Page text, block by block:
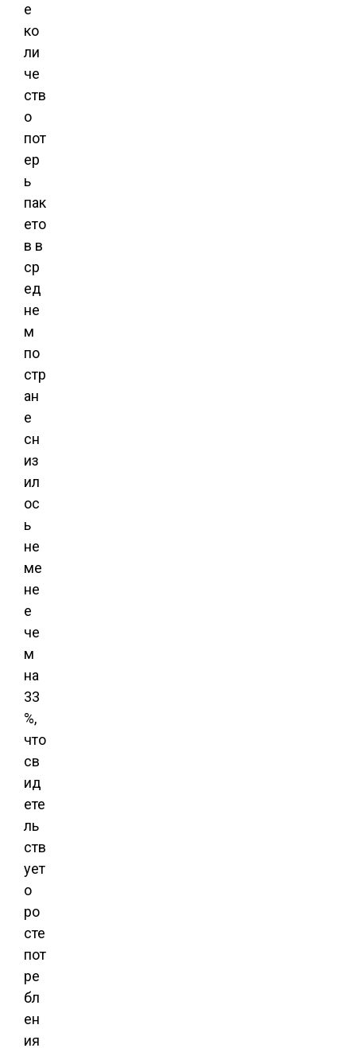
е
ко
ли
че
ств
о
пот
ер
ь
пак
ето
в в
ср
ед
не
м
по
стр
ан
е
сн
из
ил
ос
ь
не
ме
не
е
че
м
на
33
%,
что
св
ид
ете
ль
ств
ует
о
ро
сте
пот
ре
бл
ен
ия